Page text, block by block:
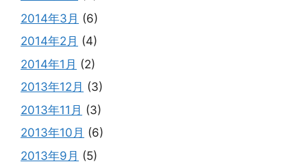
2014年3月 (6)
2014年2月 (4)
2014年1月 (2)
2013年12月 (3)
2013年11月 (3)
2013年10月 (6)
2013年9月 (5)